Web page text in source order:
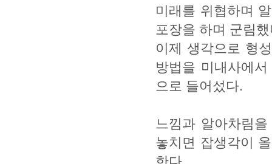
미래를 위협하며
포장을 하며 군림
이제 생각으로 형
방법을 미내사에
으로 들어섰다.
느낌과 알아차림
놓치면 잡생각이